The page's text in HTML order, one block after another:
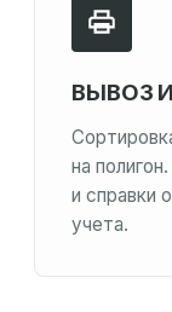
ВЫВОЗ
на
и справки
учета.